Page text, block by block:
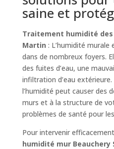
saine et
Traitement humidité des
Martin : L’humidité
dans de nombreux foyers.
des fuites d’eau, une
infiltration d’eau
l’humidité peut causer des
murs et à la structure de
problèmes de santé pour
Pour intervenir
humidité mur Beauchery